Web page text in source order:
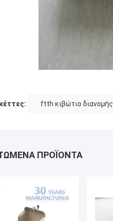
ftth κιβώτιο διανομής
ΠΡΟΪΌΝΤΑ